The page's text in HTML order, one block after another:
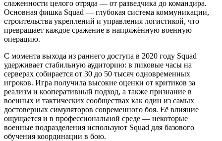
слаженности целого отряда — от разведчика до командира.
Основная фишка Squad — глубокая система коммуникации,
строительства укреплений и управления логистикой, что
превращает каждое сражение в напряжённую военную
операцию.
С момента выхода из раннего доступа в 2020 году Squad
удерживает стабильную аудиторию: в пиковые часы на
серверах собирается от 30 до 50 тысяч одновременных
игроков. Игра получила высокие оценки от критиков за
реализм и кооперативный подход, а также признание в
военных и тактических сообществах как один из самых
достоверных симуляторов современного боя. Её влияние
ощущается и в профессиональной среде — некоторые
военные подразделения используют Squad для базового
обучения координации в бою.